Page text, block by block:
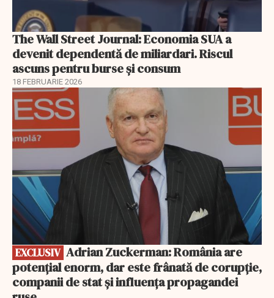
The Wall Street Journal: Economia SUA a
devenit dependentă de miliardari. Riscul
ascuns pentru burse și consum
18 FEBRUARIE 2026
EXCLUSIV
EXCLUSIV
potențial enorm, dar este frânată de corupție,
companii de stat și influența propagandei